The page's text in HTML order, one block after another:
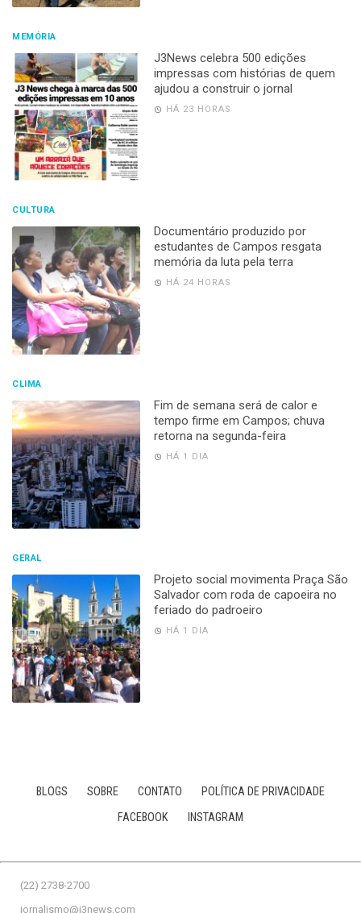
MEMÓRIA
J3News celebra 500 edições
impressas com histórias de quem
ajudou a construir o jornal
HÁ 23 HORAS
CULTURA
Documentário produzido por
estudantes de Campos resgata
memória da luta pela terra
HÁ 24 HORAS
CLIMA
Fim de semana será de calor e
tempo firme em Campos; chuva
retorna na segunda-feira
HÁ 1 DIA
GERAL
Projeto social movimenta Praça São
Salvador com roda de capoeira no
feriado do padroeiro
HÁ 1 DIA
BLOGS SOBRE CONTATO
POLÍTICA DE PRIVACIDADE
FACEBOOK
INSTAGRAM
(22) 2738-2700
jornalismo@j3news.com